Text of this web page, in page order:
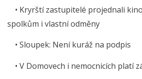
• Kryrští zastupitelé projednali
spolkům i vlastní odměny
• Sloupek: Není kuráž na podpis
• V Domovech i nemocnicích platí